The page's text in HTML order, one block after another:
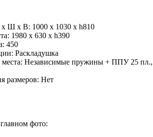
Ш х В: 1000 x 1030 x h810
1980 x 630 x h390
450
Раскладушка
места: Независимые пружины + ППУ 25
размеров: Нет
фото: